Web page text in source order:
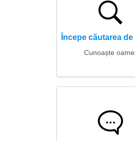
Începe căutarea
Cunoaște